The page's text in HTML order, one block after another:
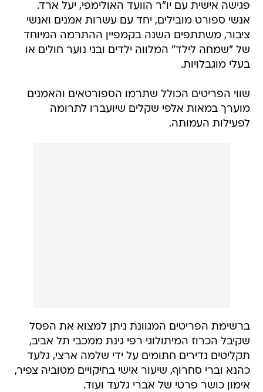
פגישה אישית עם יו"ר הוועד האולימפי, יעל ארד.
אנשי ספורט מובילים, יחד עם עשרות אמנים ואנשי
ציבור, משתתפים השנה בקמפיין ההתרמה המיוחד
של "שמחה לילד" המלווה ילדים ובני נוער חולים או
בעלי מוגבלויות.
שווי הפריטים הכולל שתרמו הספורטאים והאמנים
מוערך במאות אלפי שקלים שיועברו לתרומה
לפעילות העמותה.
ברשימת הפריטים המגוונת ניתן למצוא את הפסל
שקיבל הכרוז המיתולוגי רפי גינת ממכבי תל אביב,
תקליטים נדירים חתומים על ידי שלמה ארצי, גלעד
כהנא וברי סחרוף, שיעור אישי בחיקויים מטוביה צפיר,
אימון כושר פרטי של אברי גלעד ועוד.